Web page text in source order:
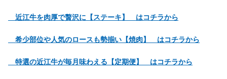
近江牛を肉厚で贅沢に【ステーキ】 はコチラから
希少部位や人気のロースも勢揃い【焼肉】 はコチラから
特選の近江牛が毎月味わえる【定期便】 はコチラから